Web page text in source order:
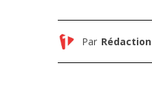
Par Rédaction